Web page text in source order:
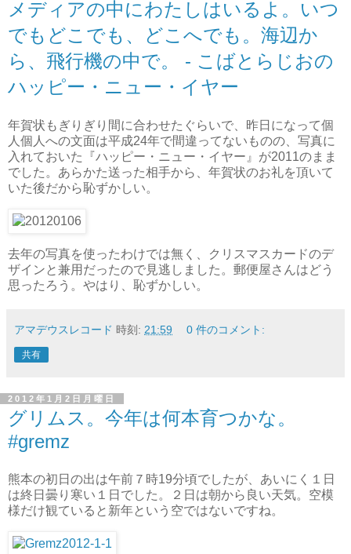
メディアの中にわたしはいるよ。いつ
でもどこでも、どこへでも。海辺か
ら、飛行機の中で。 - こばとらじおの
ハッピー・ニュー・イヤー
年賀状もぎりぎり間に合わせたぐらいで、昨日になって個
人個人への文面は平成24年で間違ってないものの、写真に
入れておいた『ハッピー・ニュー・イヤー』が2011のまま
でした。あらかた送った相手から、年賀状のお礼を頂いて
いた後だから恥ずかしい。
去年の写真を使ったわけでは無く、クリスマスカードのデ
ザインと兼用だったので見逃しました。郵便屋さんはどう
思ったろう。やはり、恥ずかしい。
アマデウスレコード 時刻: 21:59 0 件のコメント:
共有
2012年1月2日月曜日
グリムス。今年は何本育つかな。
#gremz
熊本の初日の出は午前７時19分頃でしたが、あいにく１日
は終日曇り寒い１日でした。２日は朝から良い天気。空模
様だけ観ていると新年という空ではないですね。